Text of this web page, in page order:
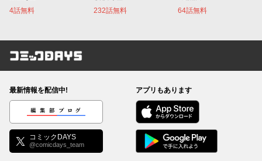
4話無料 232話無料 64話無料
コミックDAYS
最新情報を配信中!
編集部ブログ
コミックDAYS
@comicdays_team
アプリもあります